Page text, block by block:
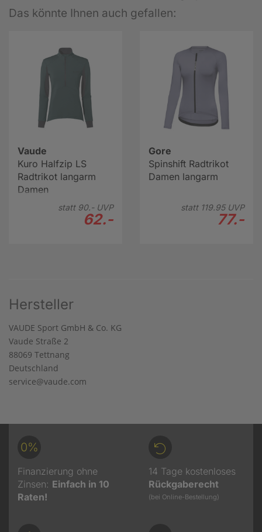
Das könnte Ihnen auch gefallen:
Vaude
Kuro Halfzip LS
Radtrikot langarm
Damen
statt 90.-UVP
62.-
Gore
Spinshift Radtrikot
Damen langarm
statt 119.95UVP
77.-
Hersteller
VAUDE Sport GmbH & Co. KG
Vaude Straße 2
88069 Tettnang
Deutschland
service@vaude.com
0%
Finanzierung ohne
Zinsen: Einfach in 10
Raten!
14 Tage kostenloses
Rückgaberecht
(bei Online-Bestellung)